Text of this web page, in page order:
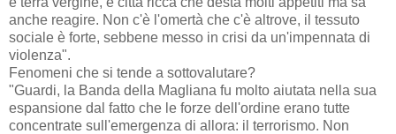
anche reagire. Non c'è l'omertà che c'è altrove, il tessuto
sociale è forte, sebbene messo in crisi da un'impennata di
violenza".
Fenomeni che si tende a sottovalutare?
"Guardi, la Banda della Magliana fu molto aiutata nella sua
espansione dal fatto che le forze dell'ordine erano tutte
concentrate sull'emergenza di allora: il terrorismo. Non